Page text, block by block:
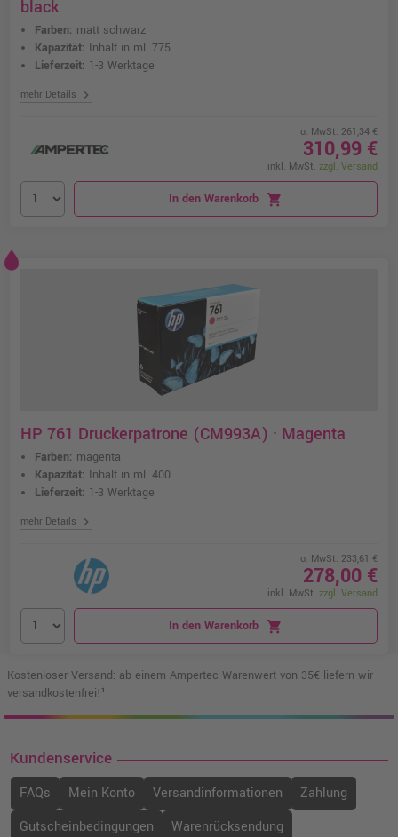
black
Farben: matt schwarz
Kapazität: Inhalt in ml: 775
Lieferzeit: 1-3 Werktage
mehr Details chevron_right
o. MwSt. 261,34 €
310,99 €
inkl. MwSt. zzgl. Versand
In den Warenkorb shopping_cart
HP 761 Druckerpatrone (CM993A) · Magenta
Farben: magenta
Kapazität: Inhalt in ml: 400
Lieferzeit: 1-3 Werktage
mehr Details chevron_right
o. MwSt. 233,61 €
278,00 €
inkl. MwSt. zzgl. Versand
In den Warenkorb shopping_cart
Kostenloser Versand: ab einem Ampertec Warenwert von 35€ liefern wir
versandkostenfrei!¹
Kundenservice
FAQs Mein Konto Versandinformationen
Zahlung
Gutscheinbedingungen
Warenrücksendung